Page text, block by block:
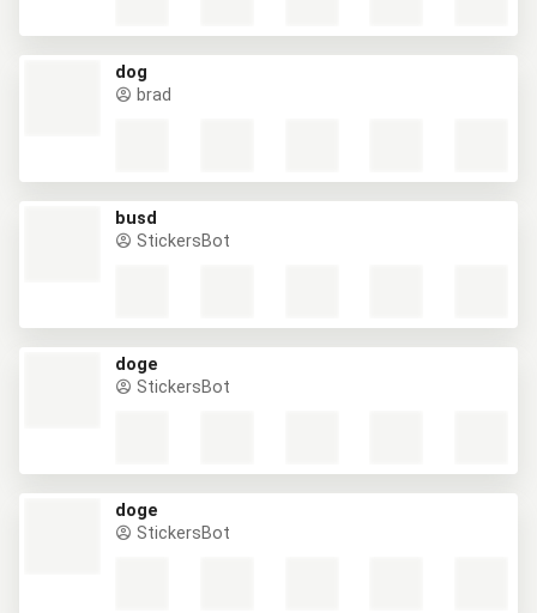
dog
brad
busd
StickersBot
doge
StickersBot
doge
StickersBot